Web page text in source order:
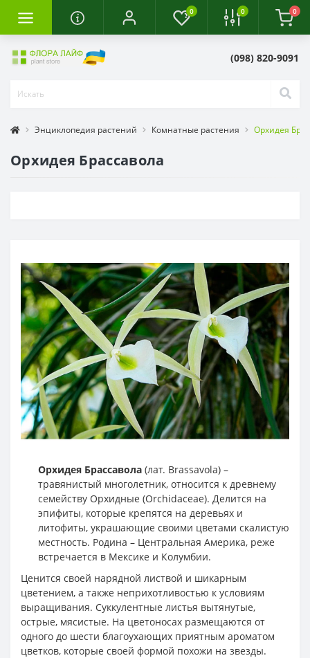
0 0 0
(098) 820-9091
Энциклопедия растений Комнатные растения Орхидея
Орхидея Брассавола
Орхидея Брассавола (лат. Brassavola) –
травянистый многолетник, относится к древнему
семейству Орхидные (Orchidaceae). Делится на
эпифиты, которые крепятся на деревьях и
литофиты, украшающие своими цветами скалистую
местность. Родина – Центральная Америка, реже
встречается в Мексике и Колумбии.
Ценится своей нарядной листвой и шикарным
цветением, а также неприхотливостью к условиям
выращивания. Суккулентные листья вытянутые,
острые, мясистые. На цветоносах размещаются от
одного до шести благоухающих приятным ароматом
цветков, которые своей формой похожи на звезды.